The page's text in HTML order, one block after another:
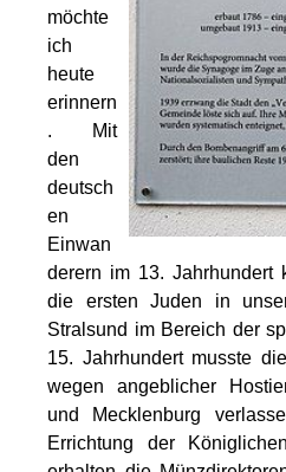
möchte
ich
heute
erinnern
. Mit
den
deutsch
en
Einwan
derern im 13. Jahrhundert
die ersten Juden in
Stralsund im Bereich der
15. Jahrhundert musste
wegen angeblicher
und Mecklenburg
Errichtung der